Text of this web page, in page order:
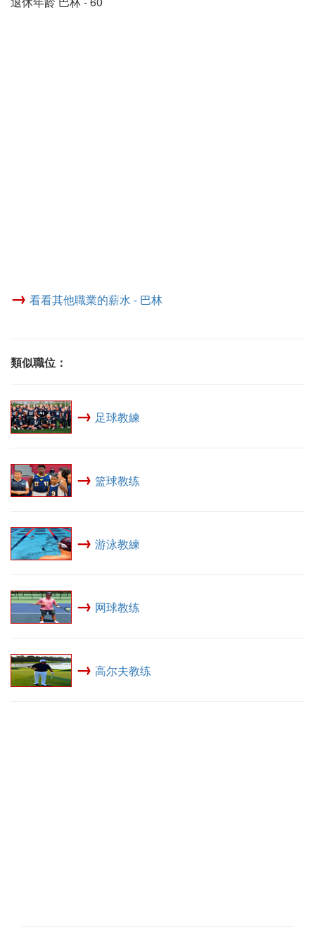
→ 看看其他職業的薪水 - 巴林
類似職位：
→ 足球教練
→ 篮球教练
→ 游泳教練
→ 网球教练
→ 高尔夫教练